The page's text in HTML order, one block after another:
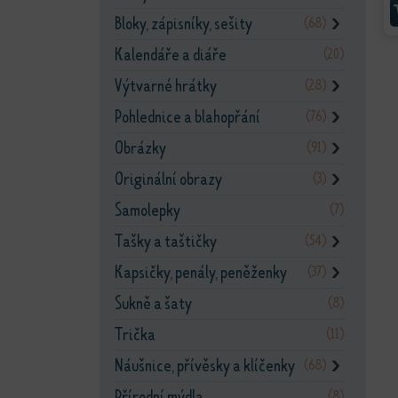
Bloky, zápisníky, sešity (68) ❯
Kalendáře a diáře (20)
Výtvarné hrátky (28) ❯
Pohlednice a blahopřání (76) ❯
Obrázky (91) ❯
Originální obrazy (3) ❯
Samolepky (7)
Tašky a taštičky (54) ❯
Kapsičky, penály, peněženky (37) ❯
Sukně a šaty (8)
Trička (11)
Náušnice, přívěsky a klíčenky (68) ❯